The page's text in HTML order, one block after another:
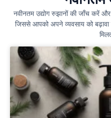
नवीनतम उद्योग रुझानों की जाँच करें
जिससे आपको अपने व्यवसाय को